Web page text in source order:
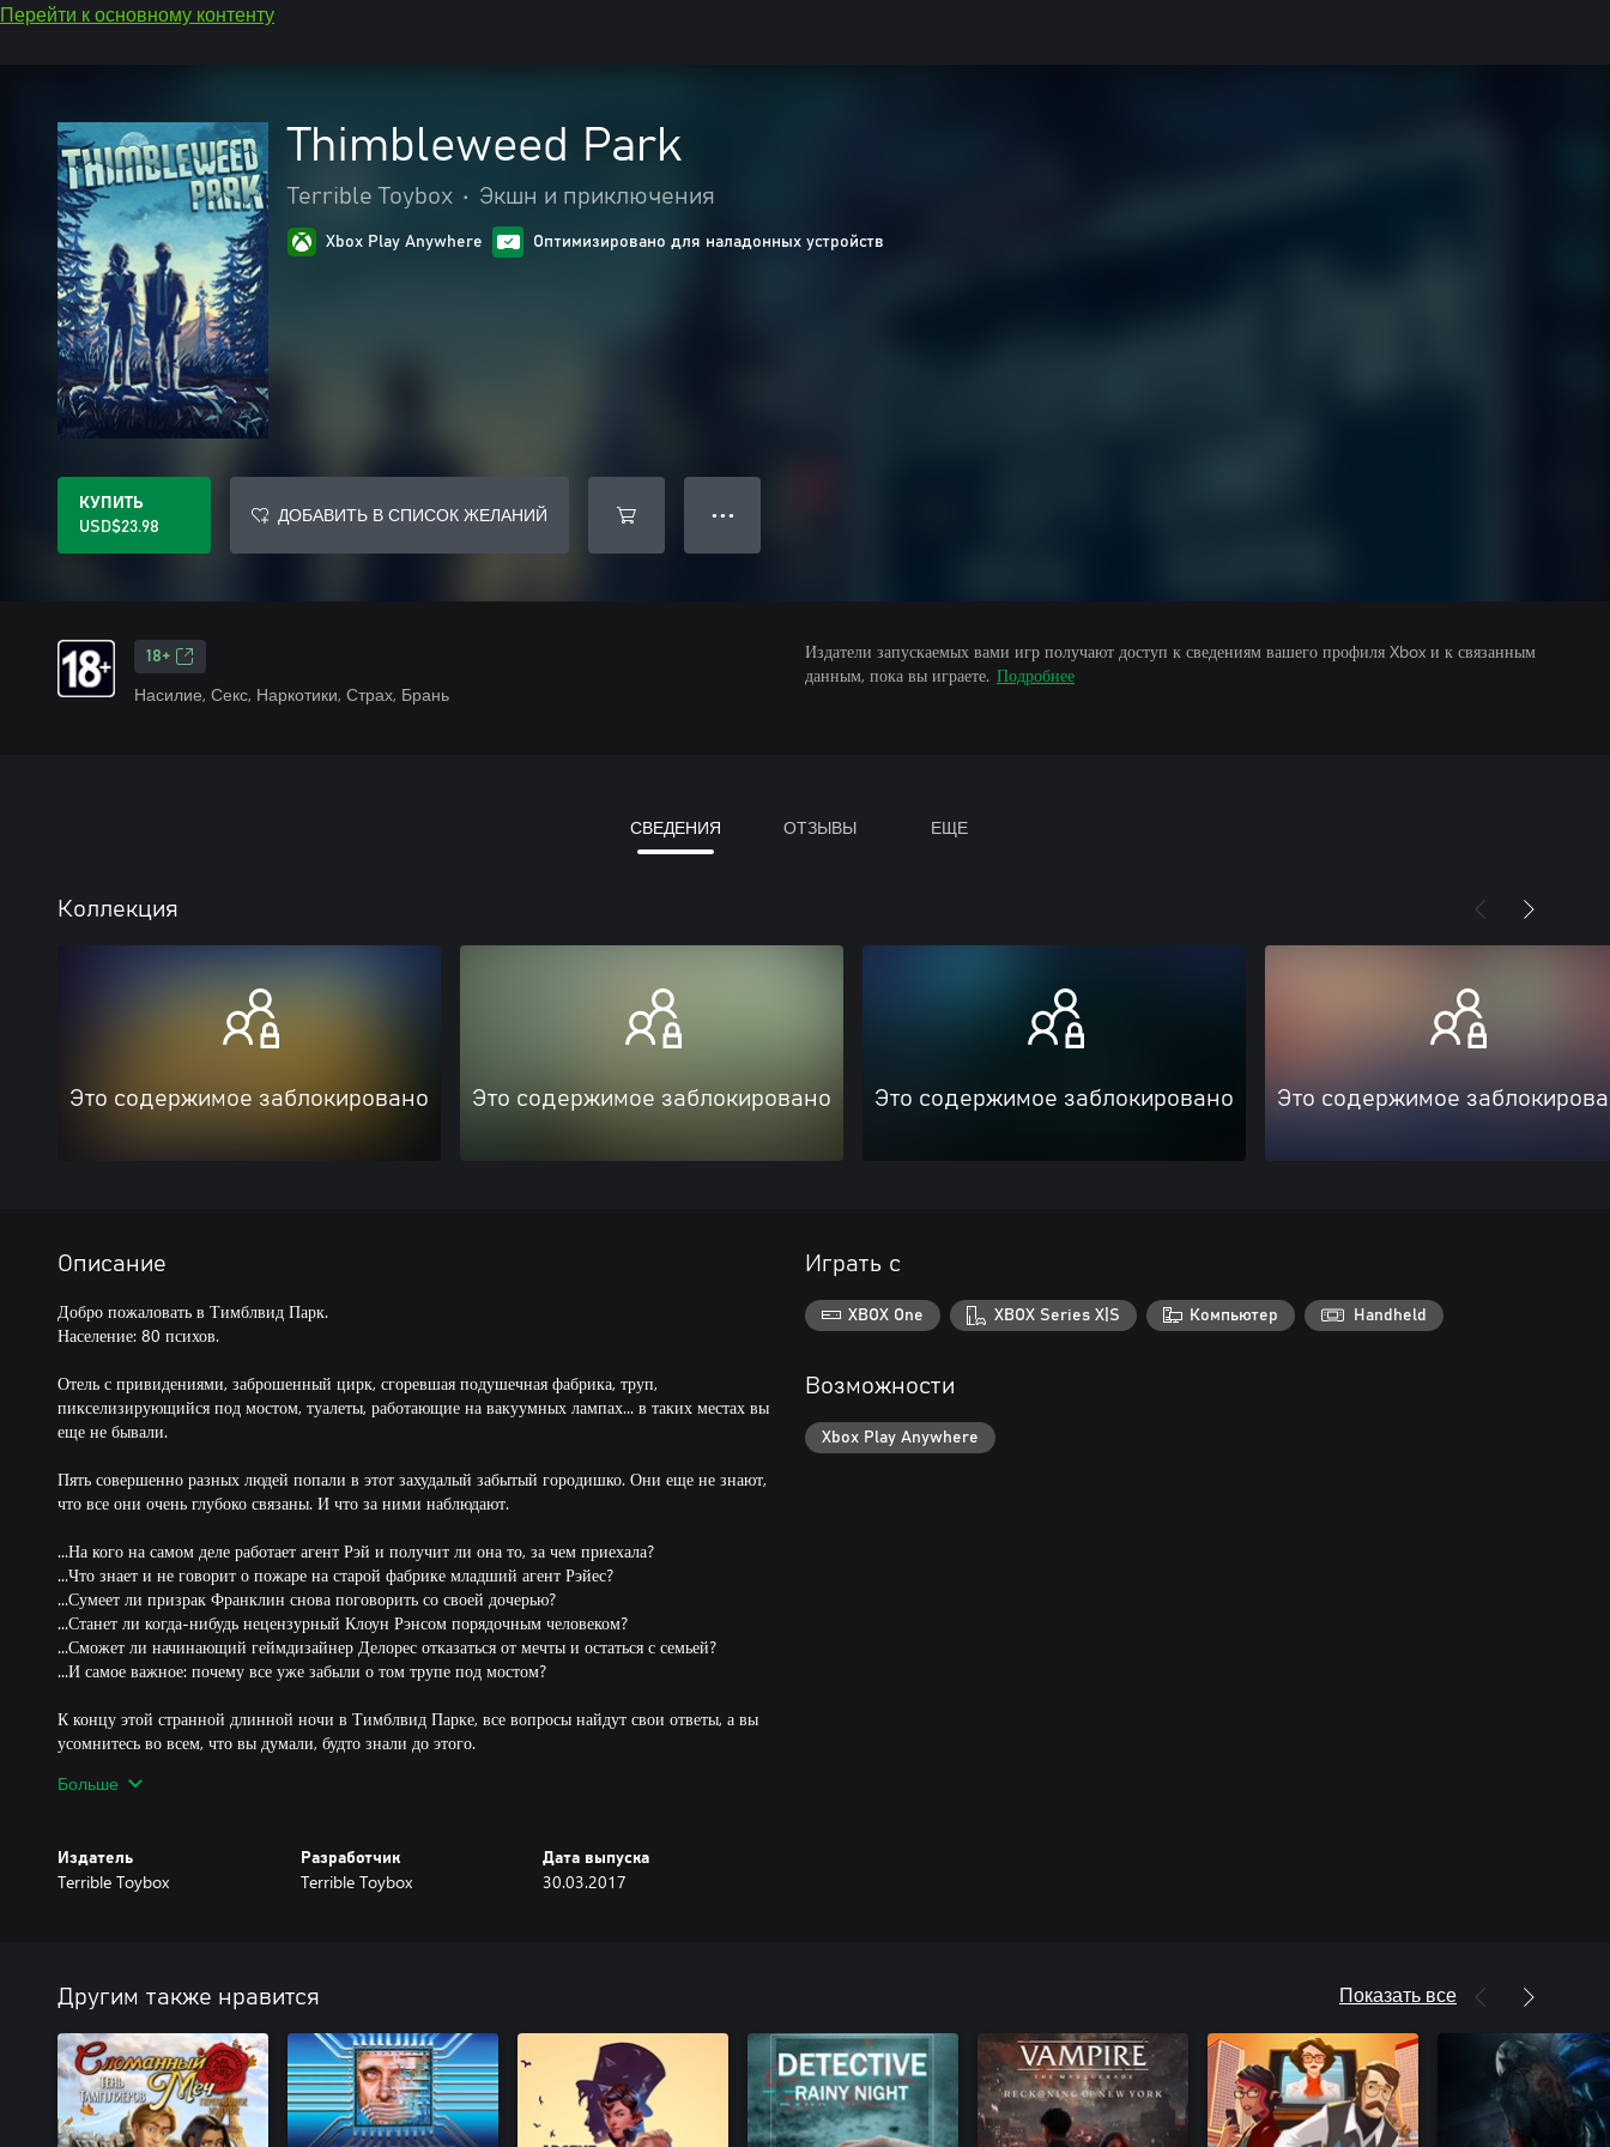
Перейти к основному контенту
Thimbleweed Park
Terrible Toybox • Экшн и приключения
Xbox Play Anywhere Оптимизировано для наладонных устройств
КУПИТЬ
USD$23.98
ДОБАВИТЬ В СПИСОК ЖЕЛАНИЙ ● ● ●
18+
Насилие, Секс, Наркотики, Страх, Брань
Издатели запускаемых вами игр получают доступ к сведениям вашего профиля Xbox и к связанным
данным, пока вы играете. Подробнее
СВЕДЕНИЯ ОТЗЫВЫ ЕЩЕ
Коллекция
Это содержимое заблокировано Это содержимое заблокировано Это содержимое заблокировано Это содержимое
Описание
Добро пожаловать в Тимблвид Парк.
Население: 80 психов.
Отель с привидениями, заброшенный цирк, сгоревшая подушечная фабрика, труп,
пикселизирующийся под мостом, туалеты, работающие на вакуумных лампах... в таких местах вы
еще не бывали.
Пять совершенно разных людей попали в этот захудалый забытый городишко. Они еще не знают,
что все они очень глубоко связаны. И что за ними наблюдают.
...На кого на самом деле работает агент Рэй и получит ли она то, за чем приехала?
...Что знает и не говорит о пожаре на старой фабрике младший агент Рэйес?
...Сумеет ли призрак Франклин снова поговорить со своей дочерью?
...Станет ли когда-нибудь нецензурный Клоун Рэнсом порядочным человеком?
...Сможет ли начинающий геймдизайнер Делорес отказаться от мечты и остаться с семьей?
...И самое важное: почему все уже забыли о том трупе под мостом?
К концу этой странной длинной ночи в Тимблвид Парке, все вопросы найдут свои ответы, а вы
усомнитесь во всем, что вы думали, будто знали до этого.
В Тимблвид Парке труп - самая мелкая из ваших проблем.
дополнительной платы!
Больше
Издатель
Terrible Toybox
Разработчик
Terrible Toybox
Дата выпуска
30.03.2017
Играть с
XBOX One XBOX Series X|S Компьютер Handheld
Возможности
Xbox Play Anywhere
Другим также нравится Показать все